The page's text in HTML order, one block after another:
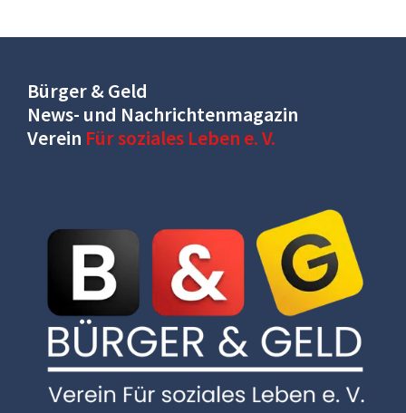
Bürger & Geld
News- und Nachrichtenmagazin
Verein Für soziales Leben e. V.